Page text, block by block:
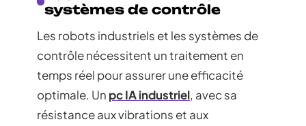
systèmes de contrôle
Les robots industriels et les systèmes de
contrôle nécessitent un traitement en
temps réel pour assurer une efficacité
optimale. Un pc IA industriel, avec sa
résistance aux vibrations et aux